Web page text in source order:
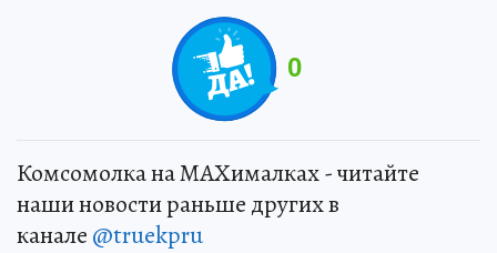
0
Комсомолка на MAXималках - читайте
наши новости раньше других в
канале @truekpru